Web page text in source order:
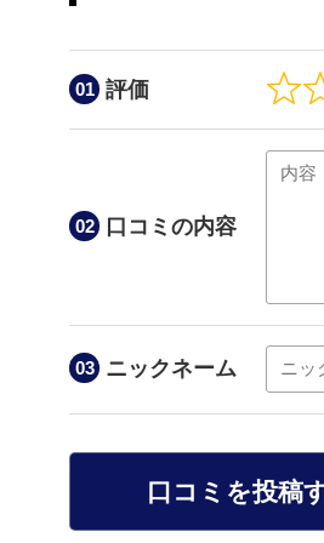
評価
口コミの内容
ニックネーム
口コミを投稿